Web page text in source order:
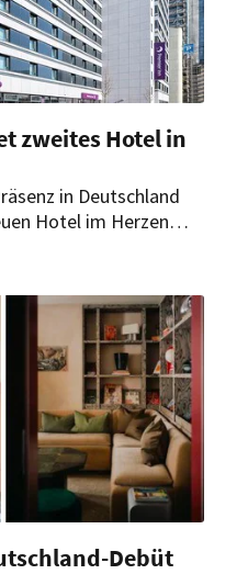
zweites Hotel in
in Deutschland
Hotel im Herzen
Debüt